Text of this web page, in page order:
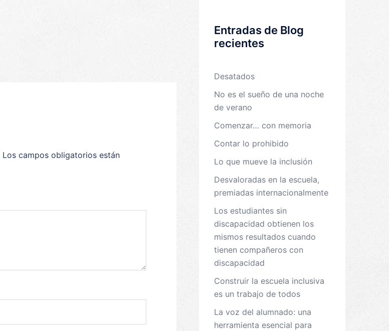
Los campos obligatorios están
Entradas de Blog
recientes
Desatados
No es el sueño de una noche
de verano
Comenzar… con memoria
Contar lo prohibido
Lo que mueve la inclusión
Desvaloradas en la escuela,
premiadas internacionalmente
Los estudiantes sin
discapacidad obtienen los
mismos resultados cuando
tienen compañeros con
discapacidad
Construir la escuela inclusiva
es un trabajo de todos
La voz del alumnado: una
herramienta esencial para